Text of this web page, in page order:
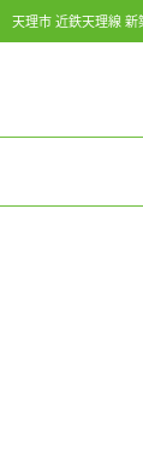
天理市 近鉄天理線